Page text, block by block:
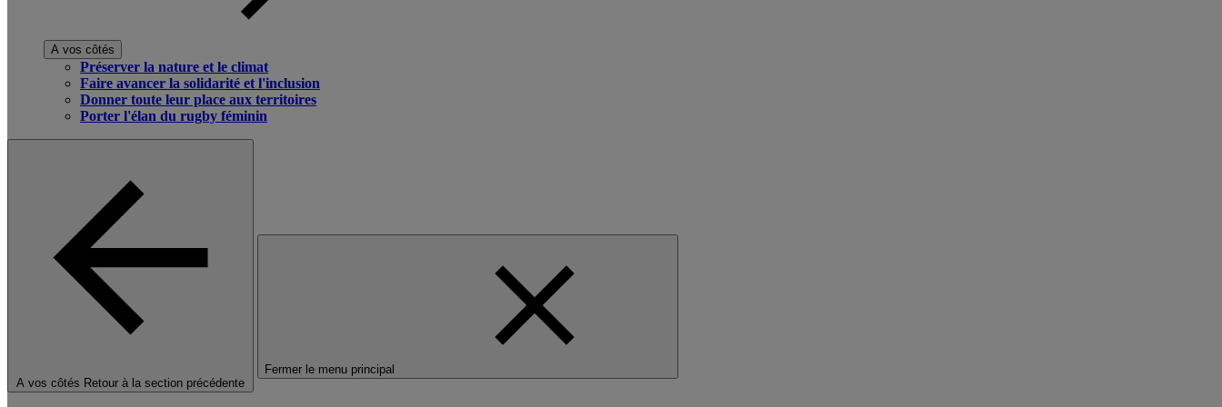
A vos côtés
Préserver la nature et le climat
Faire avancer la solidarité et l'inclusion
Donner toute leur place aux territoires
Porter l'élan du rugby féminin
A vos côtés Retour à la section précédente
Fermer le menu principal